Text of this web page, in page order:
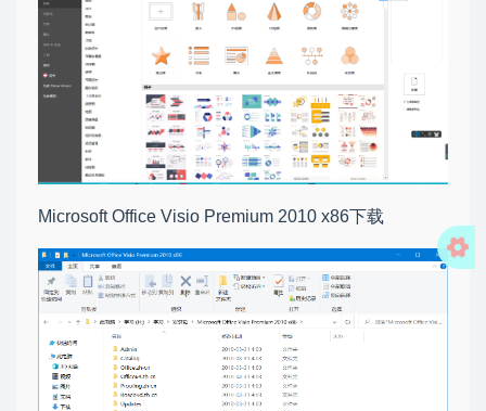
Microsoft Office Visio Premium 2010 x86下载